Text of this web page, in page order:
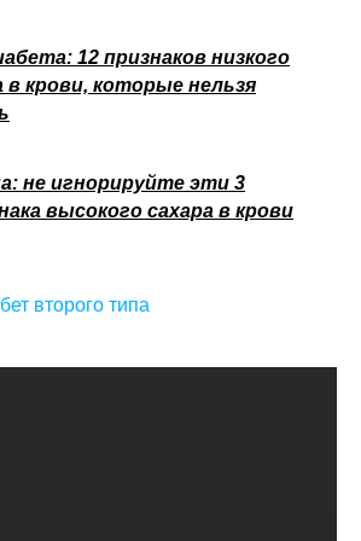
12 признаков низкого
в крови, которые нельзя
не игнорируйте эти 3
высокого сахара в крови
второго типа